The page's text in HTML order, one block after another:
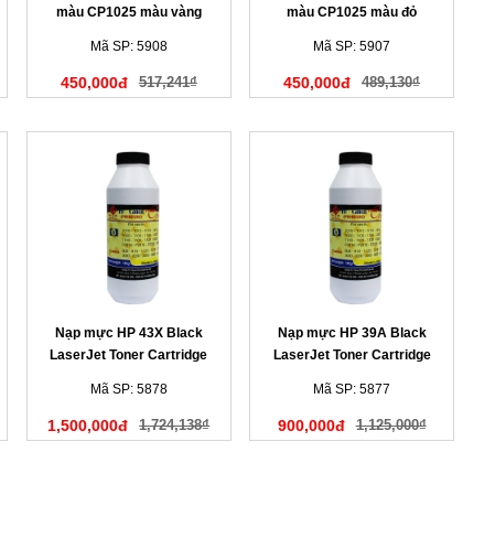
màu CP1025 màu vàng
Mã SP: 5908
450,000đ 517,241₫
màu CP1025 màu đỏ
Mã SP: 5907
450,000đ 489,130₫
Nạp mực HP 43X Black
LaserJet Toner Cartridge
Mã SP: 5878
1,500,000đ 1,724,138₫
Nạp mực HP 39A Black
LaserJet Toner Cartridge
Mã SP: 5877
900,000đ 1,125,000₫